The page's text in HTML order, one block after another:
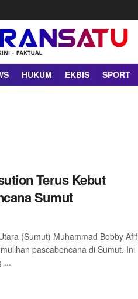
HUKUM EKBIS SPORT
Terus Kebut
Sumut
(Sumut) Muhammad Bobby Afif
pascabencana di Sumut. Ini
...